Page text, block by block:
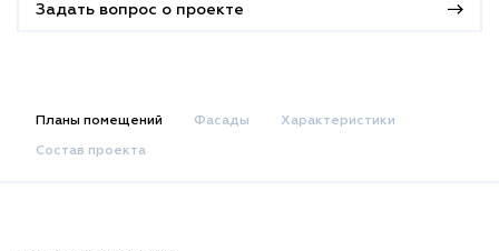
Задать вопрос о проекте
Планы помещений Фасады Характеристики
Состав проекта